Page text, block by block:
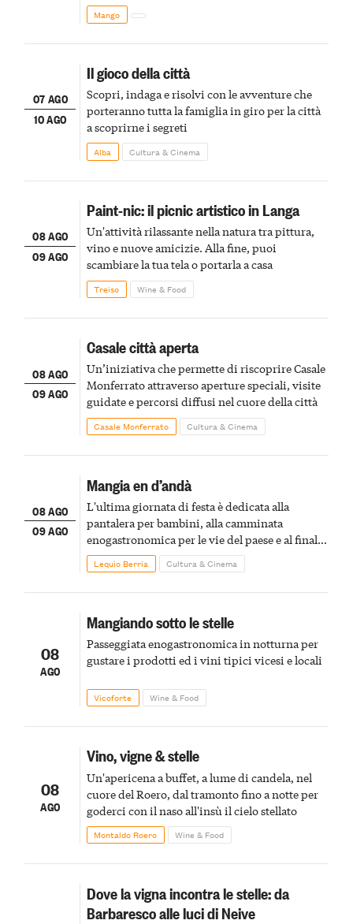
Mango
07 AGO
10 AGO
Il gioco della città
Scopri, indaga e risolvi con le avventure che
porteranno tutta la famiglia in giro per la città
a scoprirne i segreti
Alba Cultura & Cinema
08 AGO
09 AGO
Paint-nic: il picnic artistico in Langa
Un'attività rilassante nella natura tra pittura,
vino e nuove amicizie. Alla fine, puoi
scambiare la tua tela o portarla a casa
Treiso Wine & Food
08 AGO
09 AGO
Casale città aperta
Un’iniziativa che permette di riscoprire Casale
Monferrato attraverso aperture speciali, visite
guidate e percorsi diffusi nel cuore della città
Casale Monferrato Cultura & Cinema
08 AGO
09 AGO
Mangia en d’andà
L'ultima giornata di festa è dedicata alla
pantalera per bambini, alla camminata
enogastronomica per le vie del paese e al finale
pirotecnico
Lequio Berria Cultura & Cinema
08
AGO
Mangiando sotto le stelle
Passeggiata enogastronomica in notturna per
gustare i prodotti ed i vini tipici vicesi e locali
Vicoforte Wine & Food
08
AGO
Vino, vigne & stelle
Un'apericena a buffet, a lume di candela, nel
cuore del Roero, dal tramonto fino a notte per
goderci con il naso all'insù il cielo stellato
Montaldo Roero Wine & Food
Dove la vigna incontra le stelle: da
Barbaresco alle luci di Neive